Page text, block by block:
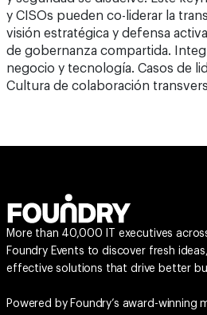
y CISOs pueden co-liderar la
visión estratégica y defensa
de gobernanza compartida.
negocio y tecnología. Casos de
Cultura de colaboración
More than 40,000 IT executives
Foundry Events to discover fresh
effective solutions that drive better
Powered by Foundry’s award-winning